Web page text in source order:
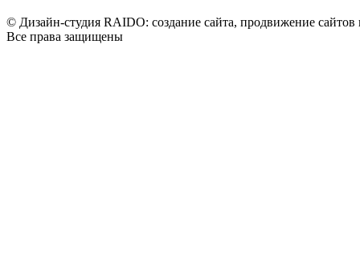
© Дизайн-студия RAIDO: создание сайта, продвижение сайтов
Все права защищены